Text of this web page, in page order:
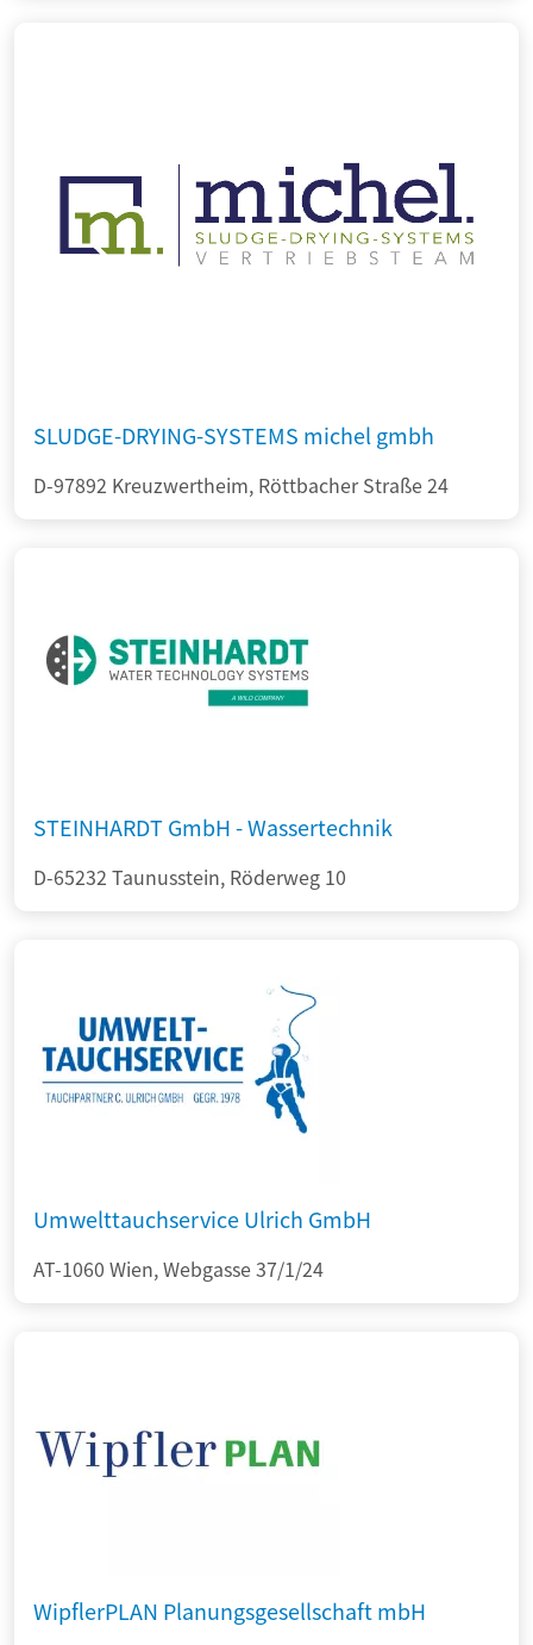
SLUDGE-DRYING-SYSTEMS michel gmbh
D-97892 Kreuzwertheim, Röttbacher Straße 24
STEINHARDT GmbH - Wassertechnik
D-65232 Taunusstein, Röderweg 10
Umwelttauchservice Ulrich GmbH
AT-1060 Wien, Webgasse 37/1/24
WipflerPLAN Planungsgesellschaft mbH